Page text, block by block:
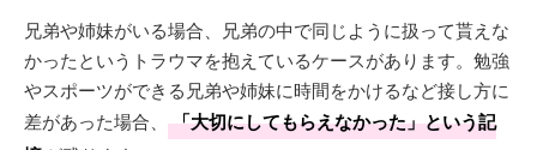
兄弟や姉妹がいる場合、兄弟の中で同じように扱って貰えな
かったというトラウマを抱えているケースがあります。勉強
やスポーツができる兄弟や姉妹に時間をかけるなど接し方に
差があった場合、
「大切にしてもらえなかった」という記